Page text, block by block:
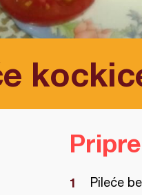
Pileće